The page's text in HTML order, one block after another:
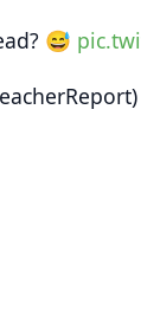
😅